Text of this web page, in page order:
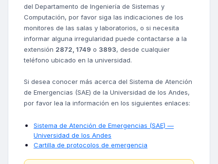
del Departamento de Ingeniería de Sistemas y
Computación, por favor siga las indicaciones de los
monitores de las salas y laboratorios, o si necesita
informar alguna irregularidad puede contactarse a la
extensión 2872, 1749 o 3893, desde cualquier
teléfono ubicado en la universidad.
Si desea conocer más acerca del Sistema de Atención
de Emergencias (SAE) de la Universidad de los Andes,
por favor lea la información en los siguientes enlaces:
Sistema de Atención de Emergencias (SAE) —
Universidad de los Andes
Cartilla de protocolos de emergencia